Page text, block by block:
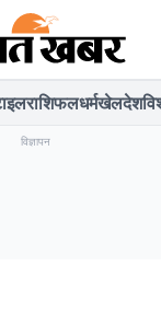
राशिफलधर्मखेलदेश
विज्ञापन